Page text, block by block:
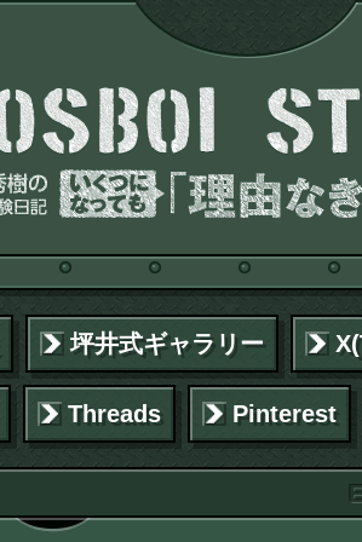
坪井式ギャラリー
Threads Pinterest